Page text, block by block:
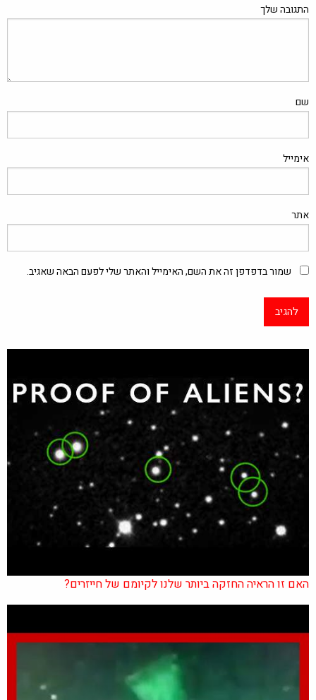
התגובה שלך
שם
אימייל
אתר
שמור בדפדפן זה את השם, האימייל והאתר שלי לפעם הבאה שאגיב.
האם זו הראיה החזקה ביותר שלנו לקיומם של חייזרים?